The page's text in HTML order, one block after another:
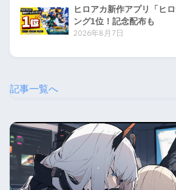
ヒロアカ新作アプリ「ヒ
ング1位！記念配布も
2026年8月7日
記事一覧へ